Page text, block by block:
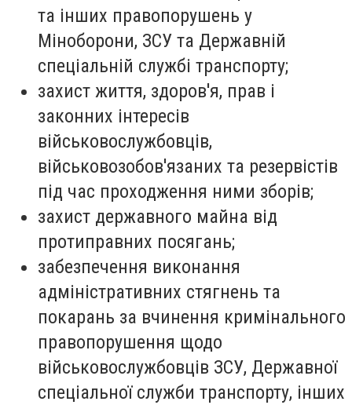
та інших правопорушень у
Міноборони, ЗСУ та Державній
спеціальній службі транспорту;
захист життя, здоров'я, прав і
законних інтересів
військовослужбовців,
військовозобов'язаних та резервістів
під час проходження ними зборів;
захист державного майна від
протиправних посягань;
забезпечення виконання
адміністративних стягнень та
покарань за вчинення кримінального
правопорушення щодо
військовослужбовців ЗСУ, Державної
спеціальної служби транспорту, інших